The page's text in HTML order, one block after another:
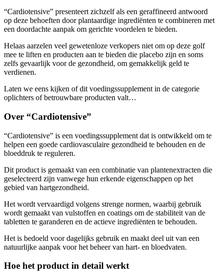
“Cardiotensive” presenteert zichzelf als een geraffineerd antwoord
op deze behoeften door plantaardige ingrediënten te combineren met
een doordachte aanpak om gerichte voordelen te bieden.
Helaas aarzelen veel gewetenloze verkopers niet om op deze golf
mee te liften en producten aan te bieden die placebo zijn en soms
zelfs gevaarlijk voor de gezondheid, om gemakkelijk geld te
verdienen.
Laten we eens kijken of dit voedingssupplement in de categorie
oplichters of betrouwbare producten valt…
Over “Cardiotensive”
“Cardiotensive” is een voedingssupplement dat is ontwikkeld om te
helpen een goede cardiovasculaire gezondheid te behouden en de
bloeddruk te reguleren.
Dit product is gemaakt van een combinatie van plantenextracten die
geselecteerd zijn vanwege hun erkende eigenschappen op het
gebied van hartgezondheid.
Het wordt vervaardigd volgens strenge normen, waarbij gebruik
wordt gemaakt van vulstoffen en coatings om de stabiliteit van de
tabletten te garanderen en de actieve ingrediënten te behouden.
Het is bedoeld voor dagelijks gebruik en maakt deel uit van een
natuurlijke aanpak voor het beheer van hart- en bloedvaten.
Hoe het product in detail werkt